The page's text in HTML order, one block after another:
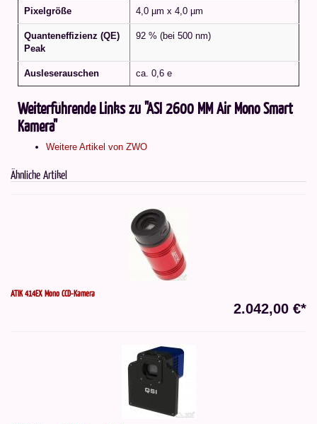
Pixelgröße 4,0 µm x 4,0 µm
Quanteneffizienz (QE)
Peak
92 % (bei 500 nm)
Ausleserauschen ca. 0,6 e
Weiterführende Links zu "ASI 2600 MM Air Mono Smart
Kamera"
Weitere Artikel von ZWO
Ähnliche Artikel
ATIK 414EX Mono CCD-Kamera
2.042,00 €*